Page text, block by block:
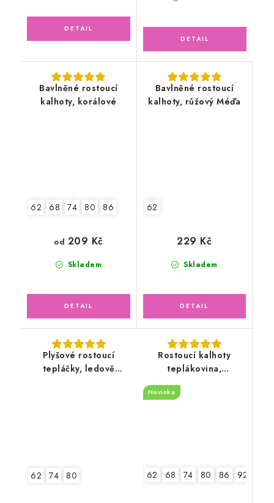
Bavlněné rostoucí
kalhoty, korálové
62 68 74 80 86
Skladem
od 209 Kč
Bavlněné rostoucí
kalhoty, růžový Méďa
62
Skladem
229 Kč
Plyšové rostoucí
tepláčky, ledově
62 74 80
Rostoucí kalhoty
teplákovina,
Pohádková víla s
jednorožcem
Novinka
62 68 74 80 86 92